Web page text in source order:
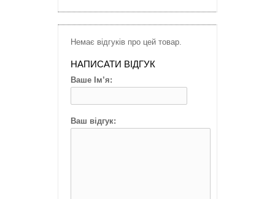
Немає відгуків про цей товар.
НАПИСАТИ ВІДГУК
Ваше Ім’я:
Ваш відгук: